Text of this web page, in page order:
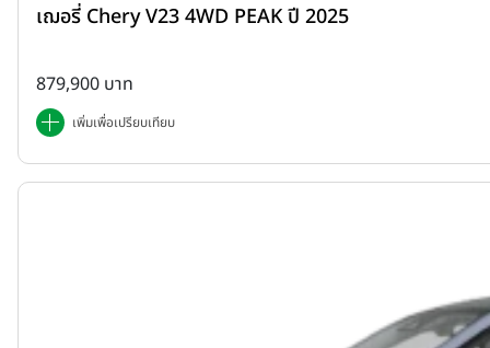
เฌอรี่ Chery V23 4WD PEAK ปี 2025
879,900 บาท
เพิ่มเพื่อเปรียบเทียบ